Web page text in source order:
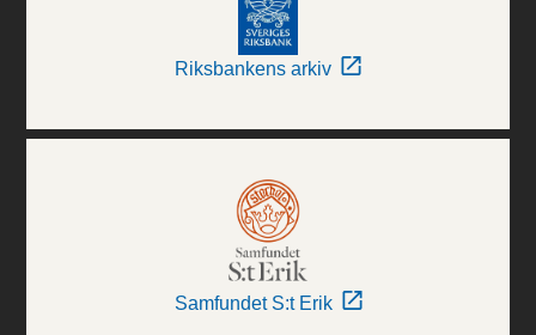
Riksbankens arkiv
Samfundet S:t Erik